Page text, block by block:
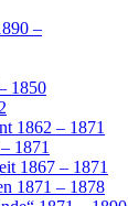
–
1850
1862 – 1871
1871
1867 – 1871
1871 – 1878